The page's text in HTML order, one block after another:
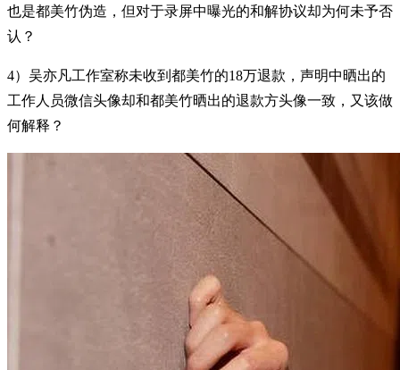
也是都美竹伪造，但对于录屏中曝光的和解协议却为何未予否
认？
4）吴亦凡工作室称未收到都美竹的18万退款，声明中晒出的
工作人员微信头像却和都美竹晒出的退款方头像一致，又该做
何解释？